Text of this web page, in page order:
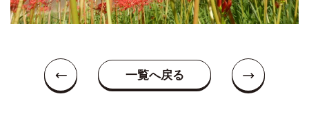
一覧へ戻る